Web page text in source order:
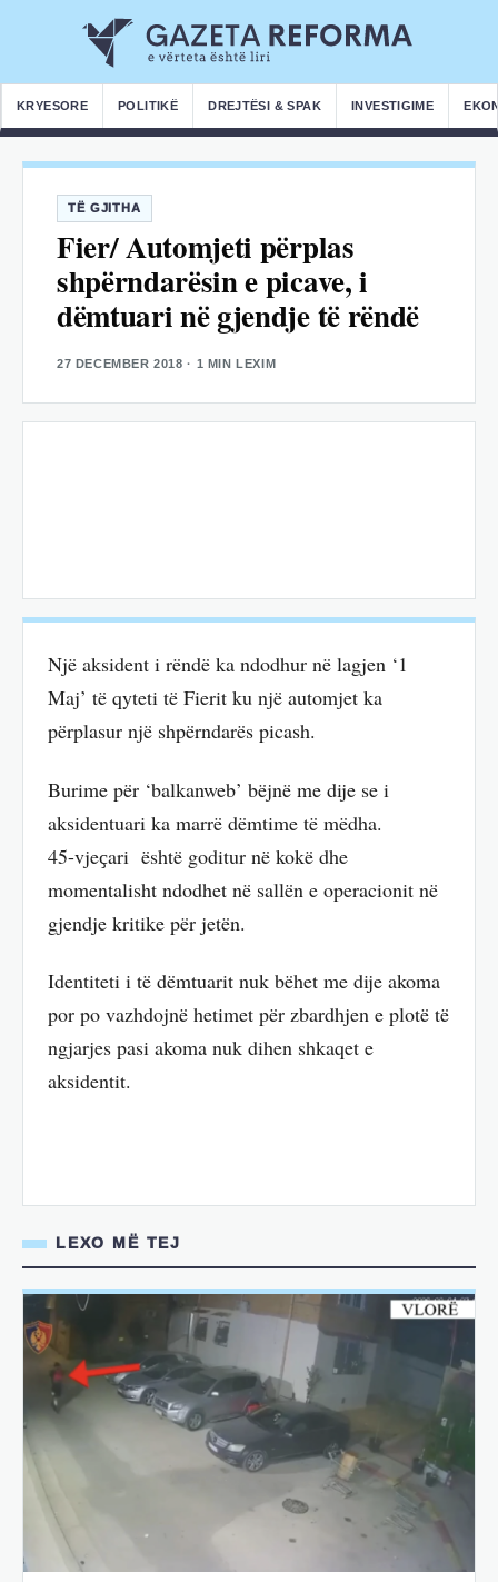
KRYESORE POLITIKË DREJTËSI & SPAK INVESTIGIME
TË GJITHA
Fier/ Automjeti përplas
shpërndarësin e picave, i
dëmtuari në gjendje të rëndë
27 DECEMBER 2018 · 1 MIN LEXIM
Një aksident i rëndë ka ndodhur në lagjen ‘1
Maj’ të qyteti të Fierit ku një automjet ka
përplasur një shpërndarës picash.
Burime për ‘balkanweb’ bëjnë me dije se i
aksidentuari ka marrë dëmtime të mëdha.
45-vjeҫari është goditur në kokë dhe
momentalisht ndodhet në sallën e operacionit në
gjendje kritike për jetën.
Identiteti i të dëmtuarit nuk bëhet me dije akoma
por po vazhdojnë hetimet për zbardhjen e plotë të
ngjarjes pasi akoma nuk dihen shkaqet e
aksidentit.
LEXO MË TEJ